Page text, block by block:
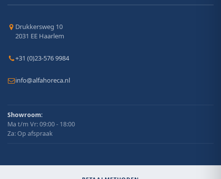
Drukkersweg 10
2031 EE Haarlem
+31 (0)23-576 9984
info@alfahoreca.nl
Showroom:
Ma t/m Vr: 09:00 - 18:00
Za: Op afspraak